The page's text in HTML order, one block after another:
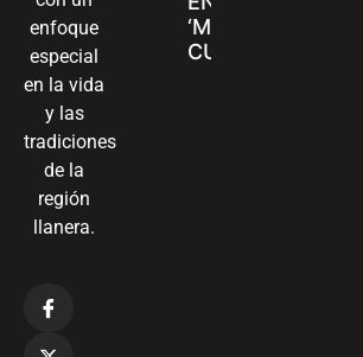
enfoque
especial
en la vida
y las
tradiciones
de la
región
llanera.
‘MANOS QUE
CUIDAN Y CREAN’